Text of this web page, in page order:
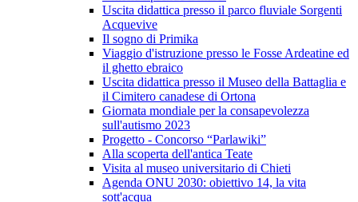
Uscita didattica presso il parco fluviale Sorgenti
Acquevive
Il sogno di Primika
Viaggio d'istruzione presso le Fosse Ardeatine ed
il ghetto ebraico
Uscita didattica presso il Museo della Battaglia e
il Cimitero canadese di Ortona
Giornata mondiale per la consapevolezza
sull'autismo 2023
Progetto - Concorso “Parlawiki”
Alla scoperta dell'antica Teate
Visita al museo universitario di Chieti
Agenda ONU 2030: obiettivo 14, la vita
sott'acqua